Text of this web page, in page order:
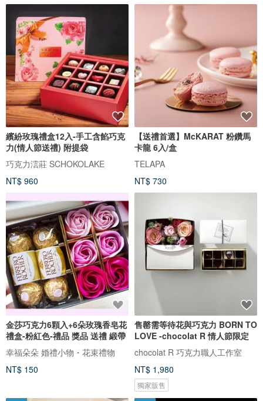
繽紛玫瑰禮盒12入-手工含餡巧克
力(情人節送禮) 附提袋
巧克力澐莊 SCHOKOLAKE
NT$ 960
【送禮首選】McKARAT 粉鑽馬
卡龍 6入/盒
TELAPA
NT$ 730
金莎巧克力6顆入+6朵玫瑰香皂花
禮盒-粉紅色-禮品 獎品 送禮 緞帶
幸福朵朵 婚禮小物・花束禮物
NT$ 150
售罄需等待花與巧克力 BORN TO
LOVE -chocolat R 情人節限定
chocolat R 巧克力職人工作室
NT$ 1,980
獨家販售